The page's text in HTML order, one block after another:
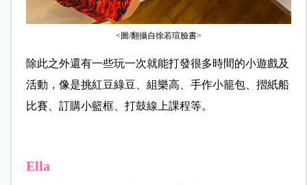
<圖/翻攝自徐若瑄臉書>
除此之外還有一些玩一次就能打發很多時間的小遊戲及
活動，像是挑紅豆綠豆、組樂高、手作小籠包、摺紙船
比賽、訂購小籃框、打鼓線上課程等。
Ella